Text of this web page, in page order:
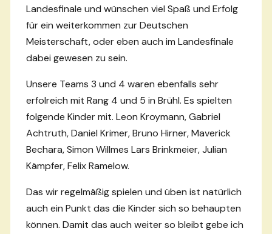
Landesfinale und wünschen viel Spaß und Erfolg
für ein weiterkommen zur Deutschen
Meisterschaft, oder eben auch im Landesfinale
dabei gewesen zu sein.
Unsere Teams 3 und 4 waren ebenfalls sehr
erfolreich mit Rang 4 und 5 in Brühl. Es spielten
folgende Kinder mit. Leon Kroymann, Gabriel
Achtruth, Daniel Krimer, Bruno Hirner, Maverick
Bechara, Simon Willmes Lars Brinkmeier, Julian
Kämpfer, Felix Ramelow.
Das wir regelmäßig spielen und üben ist natürlich
auch ein Punkt das die Kinder sich so behaupten
können. Damit das auch weiter so bleibt gebe ich